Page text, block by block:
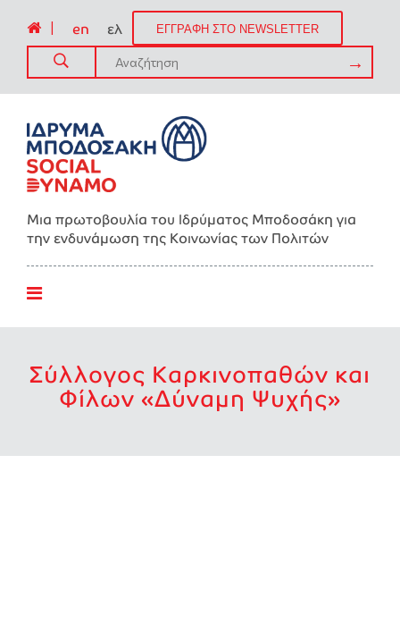
en ελ ΕΓΓΡΑΦΗ ΣΤΟ NEWSLETTER
Μια πρωτοβουλία του Ιδρύματος Μποδοσάκη για
την ενδυνάμωση της Kοινωνίας των Πολιτών
Σύλλογος Καρκινοπαθών και
Φίλων «Δύναμη Ψυχής»